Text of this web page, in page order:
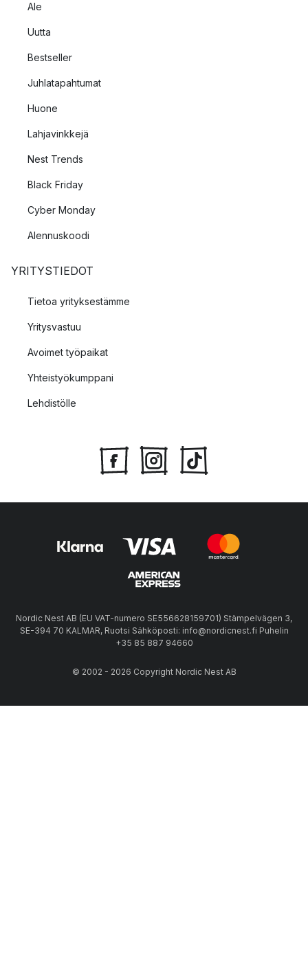
Ale
Uutta
Bestseller
Juhlatapahtumat
Huone
Lahjavinkkejä
Nest Trends
Black Friday
Cyber Monday
Alennuskoodi
YRITYSTIEDOT
Tietoa yrityksestämme
Yritysvastuu
Avoimet työpaikat
Yhteistyökumppani
Lehdistölle
Nordic Nest AB (EU VAT-numero SE556628159701) Stämpelvägen 3,
SE-394 70 KALMAR, Ruotsi Sähköposti: info@nordicnest.fi Puhelin
+35 85 887 94660
© 2002 - 2026 Copyright Nordic Nest AB